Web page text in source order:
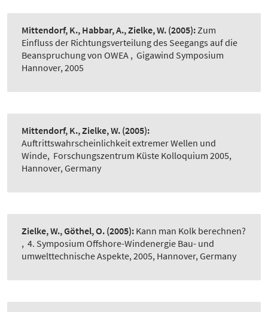
Mittendorf, K., Habbar, A., Zielke, W. (2005):Zum
Einfluss der Richtungsverteilung des Seegangs auf die
Beanspruchung von OWEA , Gigawind Symposium
Hannover, 2005
Mittendorf, K., Zielke, W. (2005):
Auftrittswahrscheinlichkeit extremer Wellen und
Winde, Forschungszentrum Küste Kolloquium 2005,
Hannover, Germany
Zielke, W., Göthel, O. (2005): Kann man Kolk berechnen?
, 4. Symposium Offshore-Windenergie Bau- und
umwelttechnische Aspekte, 2005, Hannover, Germany